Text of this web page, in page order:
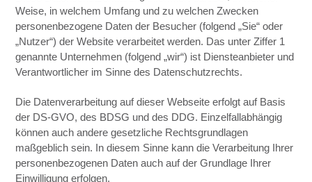
Weise, in welchem Umfang und zu welchen Zwecken
personenbezogene Daten der Besucher (folgend „Sie“ oder
„Nutzer“) der Website verarbeitet werden. Das unter Ziffer 1
genannte Unternehmen (folgend „wir“) ist Diensteanbieter und
Verantwortlicher im Sinne des Datenschutzrechts.
Die Datenverarbeitung auf dieser Webseite erfolgt auf Basis
der DS-GVO, des BDSG und des DDG. Einzelfallabhängig
können auch andere gesetzliche Rechtsgrundlagen
maßgeblich sein. In diesem Sinne kann die Verarbeitung Ihrer
personenbezogenen Daten auch auf der Grundlage Ihrer
Einwilligung erfolgen.